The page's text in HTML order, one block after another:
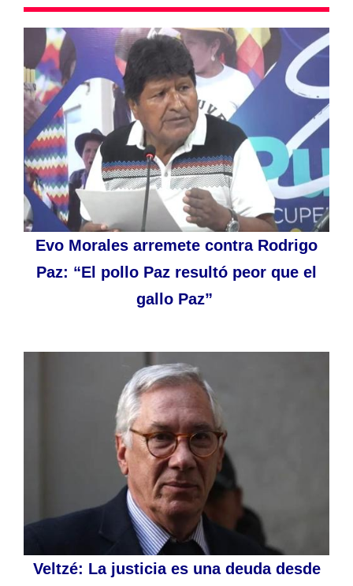
Evo Morales arremete contra Rodrigo
Paz: “El pollo Paz resultó peor que el
gallo Paz”
Veltzé: La justicia es una deuda desde